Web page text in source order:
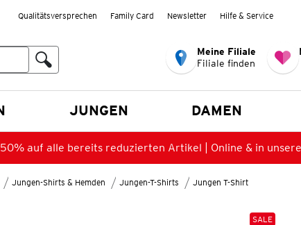
Qualitätsversprechen Family Card Newsletter Hilfe & Service
Meine Filiale
Filiale finden
JUNGEN DAMEN
50% auf alle bereits reduzierten Artikel | Online & in
Jungen-Shirts & Hemden Jungen-T-Shirts Jungen T-Shirt
SALE